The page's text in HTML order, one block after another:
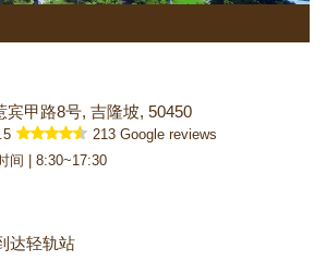
宾甲路8号, 吉隆坡, 50450
213 Google reviews
间 | 8:30~17:30
达轻轨站